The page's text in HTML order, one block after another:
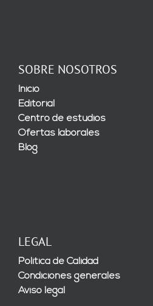
SOBRE NOSOTROS
Inicio
Editorial
Centro de estudios
Ofertas laborales
Blog
LEGAL
Política de Calidad
Condiciones generales
Aviso legal